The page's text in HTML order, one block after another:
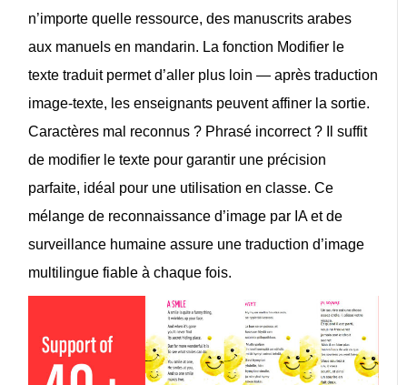
n’importe quelle ressource, des manuscrits arabes
aux manuels en mandarin. La fonction Modifier le
texte traduitpermet d’aller plus loin — aprèstraduction
image-texte, les enseignants peuvent affiner la sortie.
Caractères mal reconnus ? Phrasé incorrect ? Il suffit
de modifier le texte pour garantir une précision
parfaite, idéal pour une utilisation en classe. Ce
mélange de reconnaissance d’image par IAet de
surveillance humaine assure unetraduction d’image
multilingue fiable à chaque fois.